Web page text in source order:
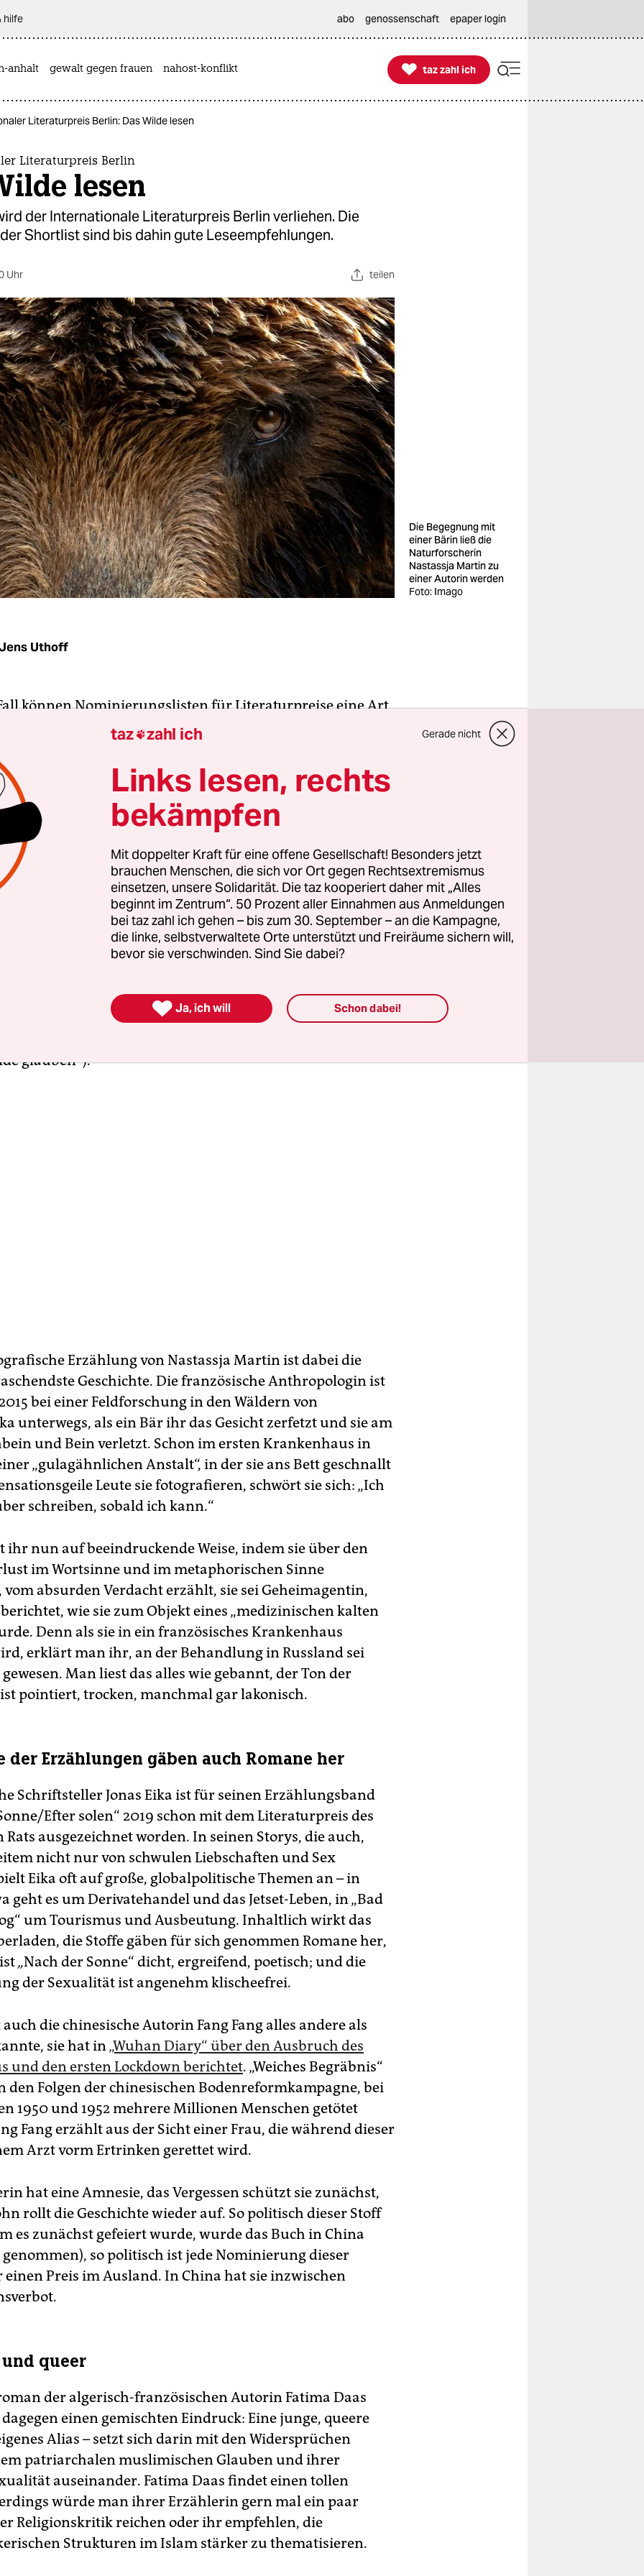
hilfe abo genossenschaft epaper login
anhalt gewalt gegen frauen nahost-konflikt 
taz zahl ich
taz zahl ich
Literaturpreis Berlin: Das Wilde lesen
Literaturpreis Berlin
lesen
der Internationale Literaturpreis Berlin verliehen. Die
Shortlist sind bis dahin gute Leseempfehlungen.
Uhr teilen
Die Begegnung mit
einer Bärin ließ die
Naturforscherin
Nastassja Martin zu
einer Autorin werden
Foto: Imago
Uthoff
können Nominierungslisten für Literaturpreise eine Art
sein für das, was sich auf der Welt verschiebt, was uns alle
bewegt, bekümmert. Die diesjährige Shortlist des
Literaturpreises, der seit 2009 jährlich vom Berliner
der Welt (HKW) vergeben wird, hätte das Potenzial
man sich die in den Büchern behandelten Stoffe so
den Klimakiller Mensch und um Preppertum (Jenny Offill,
die Verheerungen der Bodenreform unter Mao in China
„Weiches Begräbnis“), schwules Begehren in einer
Jonas Eika, „Nach der Sonne“ ), lesbisches
Muslimin (Fatima Daas, „Die jüngste Tochter“), die
düstern Wald werden unsere Leiber hängen“) und nicht
die Geschichte einer Naturwissenschaftlerin, die bei einem
glauben“).
Erzählung von Nastassja Martin ist dabei die
Geschichte. Die französische Anthropologin ist
bei einer Feldforschung in den Wäldern von
unterwegs, als ein Bär ihr das Gesicht zerfetzt und sie am
und Bein verletzt. Schon im ersten Krankenhaus in
„gulagähnlichen Anstalt“, in der sie ans Bett geschnallt
Leute sie fotografieren, schwört sie sich: „Ich
schreiben, sobald ich kann.“
ihr nun auf beeindruckende Weise, indem sie über den
im Wortsinne und im metaphorischen Sinne
absurden Verdacht erzählt, sie sei Geheimagentin,
wie sie zum Objekt eines „medizinischen kalten
Denn als sie in ein französisches Krankenhaus
erklärt man ihr, an der Behandlung in Russland sei
Man liest das alles wie gebannt, der Ton der
pointiert, trocken, manchmal gar lakonisch.
der Erzählungen gäben auch Romane her
Schriftsteller Jonas Eika ist für seinen Erzählungsband
Efter solen“ 2019 schon mit dem Literaturpreis des
Rats ausgezeichnet worden. In seinen Storys, die auch,
nicht nur von schwulen Liebschaften und Sex
Eika oft auf große, globalpolitische Themen an – in
geht es um Derivatehandel und das Jetset-Leben, in „Bad
um Tourismus und Ausbeutung. Inhaltlich wirkt das
die Stoffe gäben für sich genommen Romane her,
„Nach der Sonne“ dicht, ergreifend, poetisch; und die
der Sexualität ist angenehm klischeefrei.
auch die chinesische Autorin Fang Fang alles andere als
sie hat in„Wuhan Diary“ über den Ausbruch des
und den ersten Lockdown berichtet. „Weiches Begräbnis“
den Folgen der chinesischen Bodenreformkampagne, bei
1950 und 1952 mehrere Millionen Menschen getötet
Fang erzählt aus der Sicht einer Frau, die während dieser
Arzt vorm Ertrinken gerettet wird.
hat eine Amnesie, das Vergessen schützt sie zunächst,
rollt die Geschichte wieder auf. So politisch dieser Stoff
es zunächst gefeiert wurde, wurde das Buch in China
so politisch ist jede Nominierung dieser
Preis im Ausland. In China hat sie inzwischen
queer
der algerisch-französischen Autorin Fatima Daas
einen gemischten Eindruck: Eine junge, queere
Alias – setzt sich darin mit den Widersprüchen
patriarchalen muslimischen Glauben und ihrer
auseinander. Fatima Daas findet einen tollen
würde man ihrer Erzählerin gern mal ein paar
Religionskritik reichen oder ihr empfehlen, die
Strukturen im Islam stärker zu thematisieren.
taz zahl ich Gerade nicht
Links lesen, rechts
bekämpfen
Mit doppelter Kraft für eine offene Gesellschaft! Besonders jetzt
brauchen Menschen, die sich vor Ort gegen Rechtsextremismus
einsetzen, unsere Solidarität. Die taz kooperiert daher mit „Alles
beginnt im Zentrum“. 50 Prozent aller Einnahmen aus Anmeldungen
bei taz zahl ich gehen – bis zum 30. September – an die Kampagne,
die linke, selbstverwaltete Orte unterstützt und Freiräume sichern will,
bevor sie verschwinden. Sind Sie dabei?
 Ja, ich will Schon dabei!